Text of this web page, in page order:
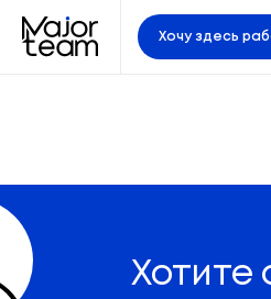
Хочу здесь
Хотите